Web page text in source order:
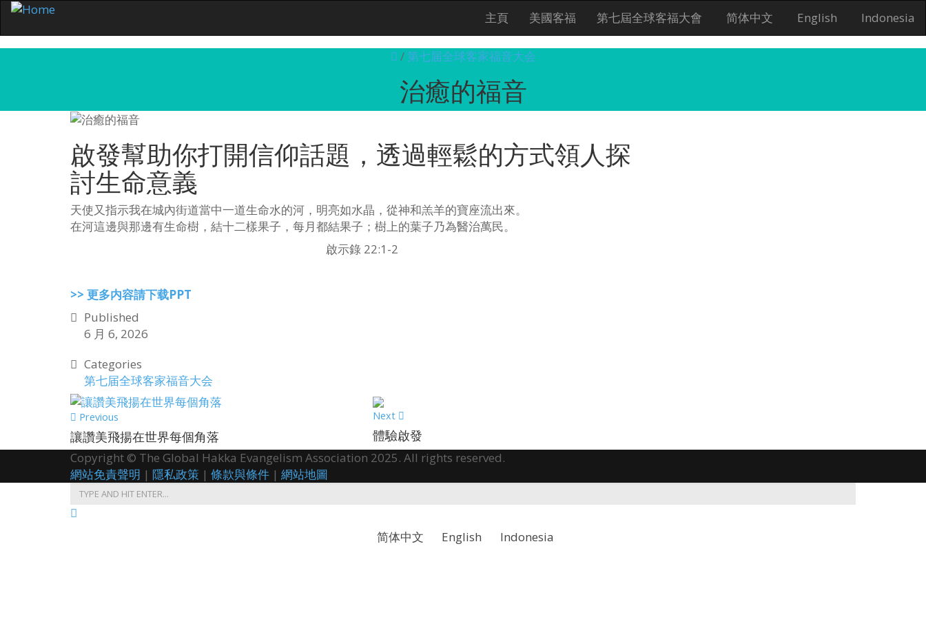
主頁 美國客福 第七屆全球客福大會 简体中文 English Indonesia
/ 第七届全球客家福音大会
治癒的福音
啟發幫助你打開信仰話題，透過輕鬆的方式領人探
討生命意義
天使又指示我在城內街道當中一道生命水的河，明亮如水晶，從神和羔羊的寶座流出來。
在河這邊與那邊有生命樹，結十二樣果子，每月都結果子；樹上的葉子乃為醫治萬民。
啟示錄 22:1-2
>> 更多内容請下载PPT
Published
6 月 6, 2026
Categories
第七届全球客家福音大会
Previous
讓讚美飛揚在世界每個角落
Next
體驗啟發
Copyright © The Global Hakka Evangelism Association 2025. All rights reserved.
網站免責聲明 | 隱私政策 | 條款與條件 | 網站地圖
简体中文 English Indonesia